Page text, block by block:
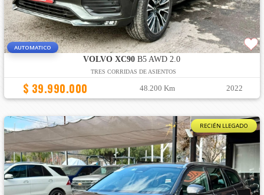
AUTOMATICO
VOLVO XC90 B5 AWD 2.0
TRES CORRIDAS DE ASIENTOS
$ 39.990.000 48.200 Km 2022
RECIÉN LLEGADO